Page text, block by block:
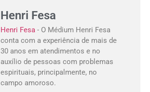
Henri Fesa
Henri Fesa - O Médium Henri Fesa
conta com a experiência de mais de
30 anos em atendimentos e no
auxílio de pessoas com problemas
espirituais, principalmente, no
campo amoroso.